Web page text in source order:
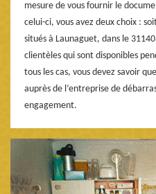
mesure de vous fournir le
celui-ci, vous avez deux choix :
situés à Launaguet, dans le
clientèles qui sont disponibles
tous les cas, vous devez savoir
auprès de l’entreprise de
engagement.